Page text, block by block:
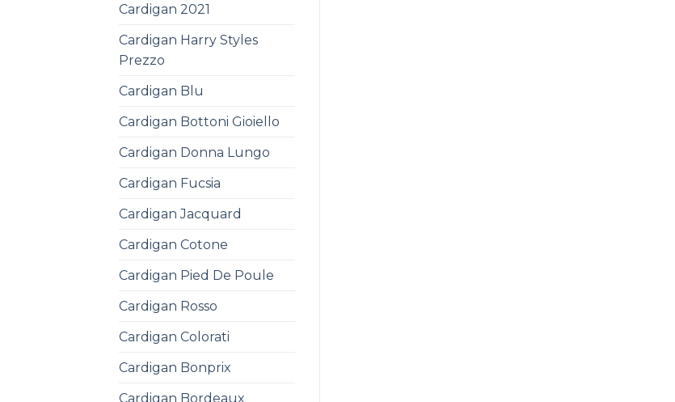
Cardigan 2021
Cardigan Harry Styles
Prezzo
Cardigan Blu
Cardigan Bottoni Gioiello
Cardigan Donna Lungo
Cardigan Fucsia
Cardigan Jacquard
Cardigan Cotone
Cardigan Pied De Poule
Cardigan Rosso
Cardigan Colorati
Cardigan Bonprix
Cardigan Bordeaux